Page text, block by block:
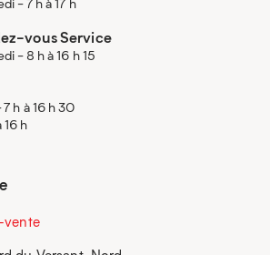
vous Service
- 8 h à 16 h 15
h à 16 h 30
16 h
vente